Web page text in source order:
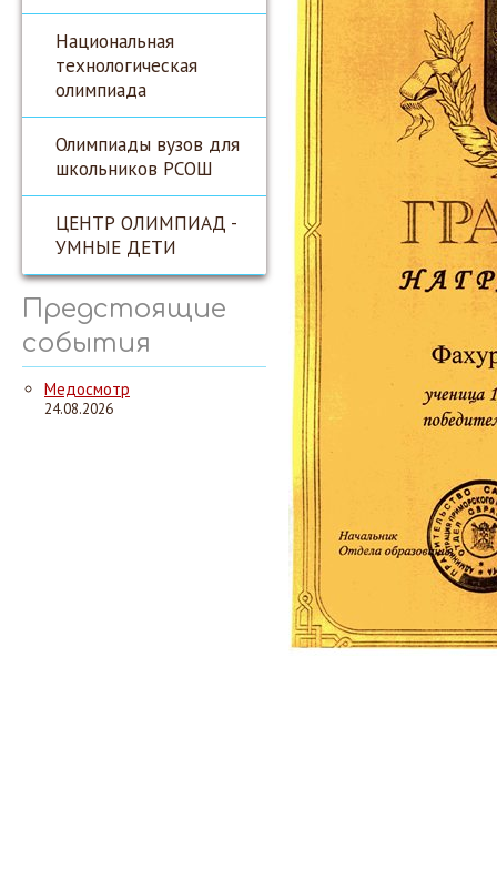
Национальная
технологическая
олимпиада
Олимпиады вузов для
школьников РСОШ
ЦЕНТР ОЛИМПИАД -
УМНЫЕ ДЕТИ
Предстоящие
события
Медосмотр
24.08.2026